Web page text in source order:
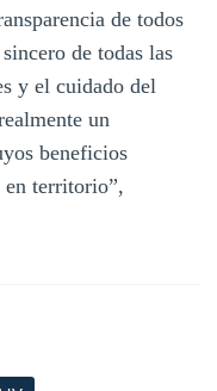
de todos
de todas las
y el cuidado del
un
beneficios
en territorio”,